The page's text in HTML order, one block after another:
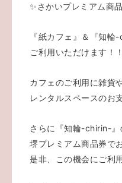
✨️さかいプレミアム商
『紙カフェ』＆『知輪
ご利用いただけます！！
カフェのご利用に雑貨
レンタルスペースのお
さらに『知輪-chirin-』
堺プレミアム商品券で
是非、この機会にご利